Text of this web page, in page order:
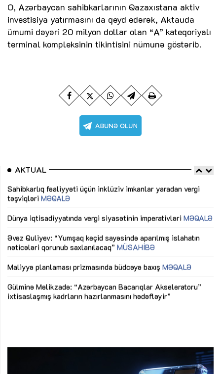
O, Azərbaycan sahibkarlarının Qazaxıstana aktiv
investisiya yatırmasını da qeyd edərək, Aktauda
ümumi dəyəri 20 milyon dollar olan “A” kateqoriyalı
terminal kompleksinin tikintisini nümunə göstərib.
AKTUAL
Sahibkarlıq fəaliyyəti üçün inklüziv imkanlar yaradan vergi
təşviqləri MƏQALƏ
Dünya iqtisadiyyatında vergi siyasətinin imperativləri MƏQALƏ
Əvəz Quliyev: “Yumşaq keçid sayəsində aparılmış islahatın
nəticələri qorunub saxlanılacaq” MÜSAHİBƏ
Maliyyə planlaması prizmasında büdcəyə baxış MƏQALƏ
Gülminə Məlikzadə: “Azərbaycan Bacarıqlar Akseleratoru”
ixtisaslaşmış kadrların hazırlanmasını hədəfləyir”